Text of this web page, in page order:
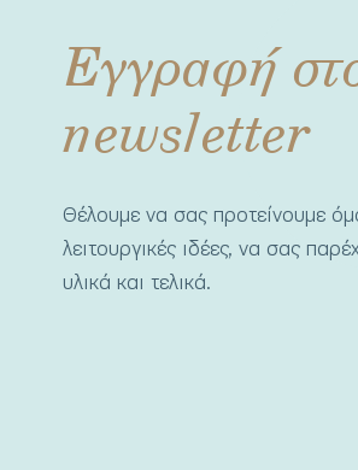
Εγγραφή
newsletter
Θέλουμε να σας προτείνουμε
λειτουργικές ιδέες, να σας
υλικά και τελικά.